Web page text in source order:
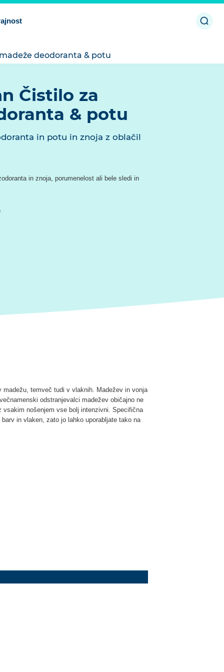
deodoranta & potu
Čistilo za
& potu
in potu in znoja z oblačil
in znoja, porumenelost ali bele sledi in
madežu, temveč tudi v vlaknih. Madežev in vonja
odstranjevalci madežev običajno ne
nošenjem vse bolj intenzivni. Specifična
in vlaken, zato jo lahko uporabljate tako na